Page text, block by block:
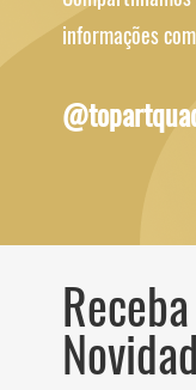
informações